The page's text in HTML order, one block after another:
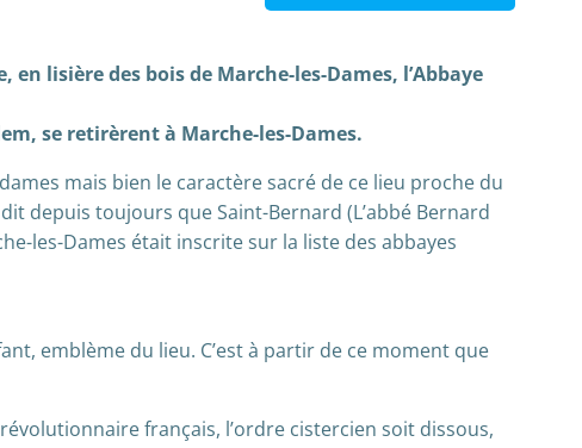
lisière des bois de Marche-les-Dames, l’Abbaye
se retirèrent à Marche-les-Dames.
mais bien le caractère sacré de ce lieu proche du
depuis toujours que Saint-Bernard (L’abbé Bernard
les-Dames était inscrite sur la liste des abbayes
emblème du lieu. C’est à partir de ce moment que
français, l’ordre cistercien soit dissous,